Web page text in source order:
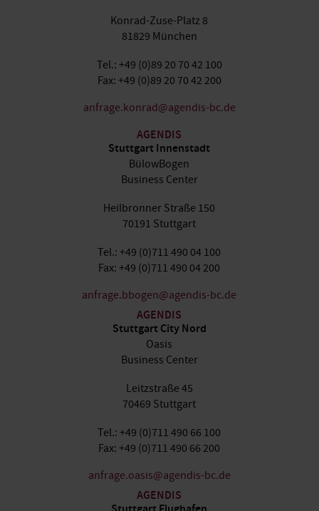
Konrad-Zuse-Platz 8
81829 München
Tel.: +49 (0)89 20 70 42 100
Fax: +49 (0)89 20 70 42 200
anfrage.konrad@agendis-bc.de
AGENDIS
Stuttgart Innenstadt
BülowBogen
Business Center
Heilbronner Straße 150
70191 Stuttgart
Tel.: +49 (0)711 490 04 100
Fax: +49 (0)711 490 04 200
anfrage.bbogen@agendis-bc.de
AGENDIS
Stuttgart City Nord
Oasis
Business Center
Leitzstraße 45
70469 Stuttgart
Tel.: +49 (0)711 490 66 100
Fax: +49 (0)711 490 66 200
anfrage.oasis@agendis-bc.de
AGENDIS